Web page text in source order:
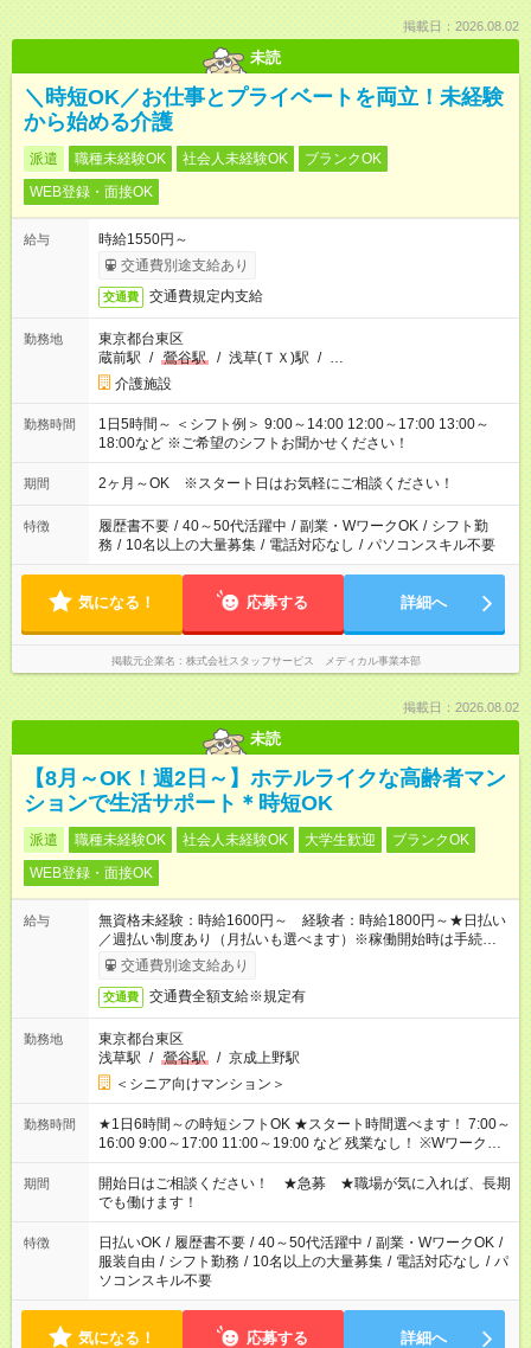
掲載日：2026.08.02
未読
＼時短OK／お仕事とプライベートを両立！未経験
から始める介護
派遣 職種未経験OK 社会人未経験OK
ブランクOK
WEB登録・面接OK
給与
時給1550円～
交通費別途支給あり
交通費 交通費規定内支給
勤務地
東京都台東区
蔵前駅 / 鶯谷駅 / 浅草(ＴＸ)駅 / …
介護施設
勤務時間
1日5時間～ ＜シフト例＞ 9:00～14:00 12:00～17:00 13:00～
18:00など ※ご希望のシフトお聞かせください！
期間 2ヶ月～OK ※スタート日はお気軽にご相談ください！
特徴 履歴書不要 / 40～50代活躍中 / 副業・WワークOK / シフト勤
務 / 10名以上の大量募集 / 電話対応なし / パソコンスキル不要
気になる！ 応募する 詳細へ
掲載元企業名 株式会社スタッフサービス メディカル事業本部
掲載日：2026.08.02
未読
【8月～OK！週2日～】ホテルライクな高齢者マン
ションで生活サポート＊時短OK
派遣 職種未経験OK 社会人未経験OK 大学生歓迎
ブランクOK
WEB登録・面接OK
給与
無資格未経験：時給1600円～ 経験者：時給1800円～★日払い
／週払い制度あり（月払いも選べます）※稼働開始時は手続き完
了次第のお支払いとなります。
交通費別途支給あり
交通費 交通費全額支給※規定有
勤務地
東京都台東区
浅草駅 / 鶯谷駅 / 京成上野駅
＜シニア向けマンション＞
勤務時間
★1日6時間～の時短シフトOK ★スタート時間選べます！ 7:00～
16:00 9:00～17:00 11:00～19:00 など 残業なし！ ※Wワークの
場合、他のお仕事と合わせ週40時間超の就業はご案内できませ
ん ※法令に基づき、週20時間以上勤務は社会保険への加入対象
となります ※労働者派遣法（日雇い派遣の原則禁止）により、
短時間・短期間の就業はご案内が難しい場合があります
期間
開始日はご相談ください！ ★急募 ★職場が気に入れば、長期
でも働けます！
特徴 日払いOK / 履歴書不要 / 40～50代活躍中 / 副業・WワークOK /
服装自由 / シフト勤務 / 10名以上の大量募集 / 電話対応なし / パ
ソコンスキル不要
気になる！ 応募する 詳細へ